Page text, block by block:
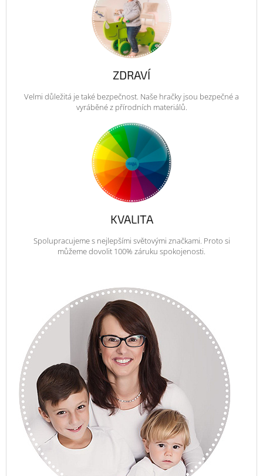
ZDRAVÍ
Velmi důležitá je také bezpečnost. Naše hračky jsou bezpečné a
vyráběné z přírodních materiálů.
KVALITA
Spolupracujeme s nejlepšími světovými značkami. Proto si
můžeme dovolit 100% záruku spokojenosti.